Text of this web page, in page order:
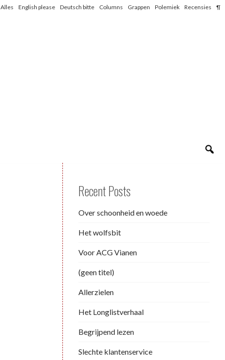
Alles English please Deutsch bitte Columns Grappen Polemiek Recensies ¶
Recent Posts
Over schoonheid en woede
Het wolfsbit
Voor ACG Vianen
(geen titel)
Allerzielen
Het Longlistverhaal
Begrijpend lezen
Slechte klantenservice